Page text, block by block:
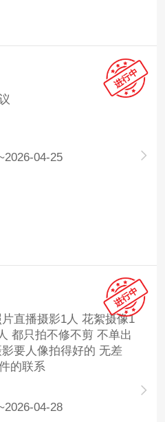
04-25
直播摄影1人 花絮摄像1
都只拍不修不剪 不单出
要人像拍得好的 无差
的联系
04-28